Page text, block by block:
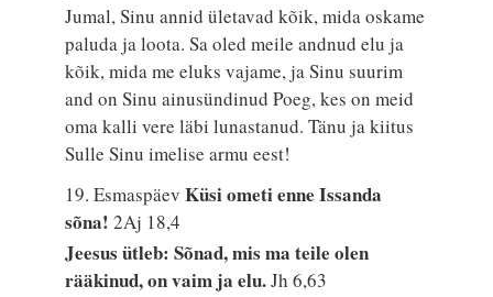
Jumal, Sinu annid ületavad kõik, mida oskame
paluda ja loota. Sa oled meile andnud elu ja
kõik, mida me eluks vajame, ja Sinu suurim
and on Sinu ainusündinud Poeg, kes on meid
oma kalli vere läbi lunastanud. Tänu ja kiitus
Sulle Sinu imelise armu eest!
19. EsmaspäevKüsi ometi enne Issanda
sõna!2Aj 18,4
Jeesus ütleb: Sõnad, mis ma teile olen
rääkinud, on vaim ja elu.Jh 6,63